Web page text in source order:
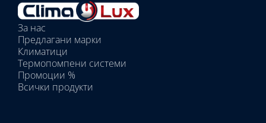
Избрани
вътрешни
тела:
Избрано
тяло:
За нас
Предлагани марки
Климатици
Термопомпени системи
Промоции %
Всички продукти